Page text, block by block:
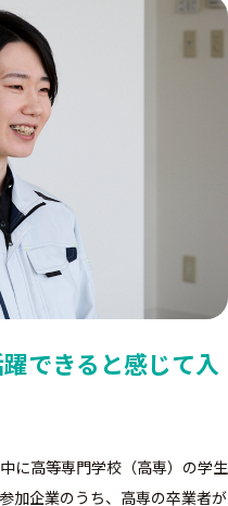
できると感じて入
に高等専門学校（高専）の学生
加企業のうち、高専の卒業者が